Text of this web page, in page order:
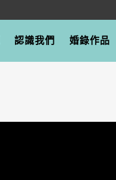
認識我們 婚錄作品